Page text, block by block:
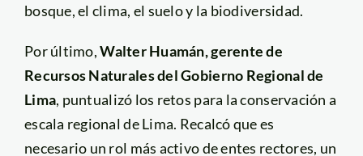
bosque, el clima, el suelo y la biodiversidad.
Por último,Walter Huamán, gerente de
Recursos Naturales del Gobierno Regional de
Lima, puntualizó los retos para la conservación a
escala regional de Lima. Recalcó que es
necesario un rol más activo de entes rectores, un